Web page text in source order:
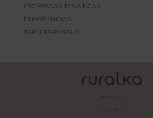
ESCAPADAS TEMÁTICAS
EXPERIENCIAS
TARJETA REGALO
Aviso legal
Privacidad